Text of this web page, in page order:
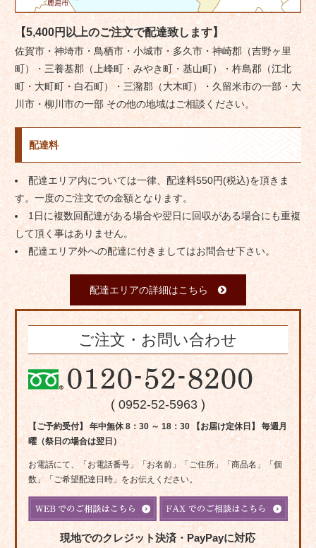
【5,400円以上のご注文で配達致します】
佐賀市・神埼市・鳥栖市・小城市・多久市・神崎郡（吉野ヶ里
町）・三養基郡（上峰町・みやき町・基山町）・杵島郡（江北
町・大町町・白石町）・三潴郡（大木町）・久留米市の一部・大
川市・柳川市の一部 その他の地域はご相談ください。
配達料
配達エリア内については一律、配達料550円(税込)を頂きま
す。一度のご注文での金額となります。
1日に複数回配達がある場合や翌日に回収がある場合にも重複
して頂く事はありません。
配達エリア外への配達に付きましてはお問合せ下さい。
配達エリアの詳細はこちら
ご注文・お問い合わせ
( 0952-52-5963 )
【ご予約受付】 年中無休 8：30 ～ 18：30 【お届け定休日】 毎週月
曜（祭日の場合は翌日）
お電話にて、「お電話番号」「お名前」「ご住所」「商品名」「個
数」「ご希望配達日時」をお伝えください。
現地でのクレジット決済・PayPayに対応